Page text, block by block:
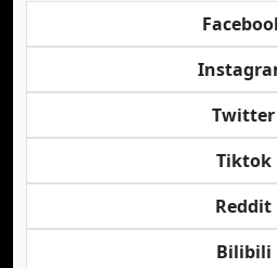
Twitter
Tiktok
Reddit
Bilibili